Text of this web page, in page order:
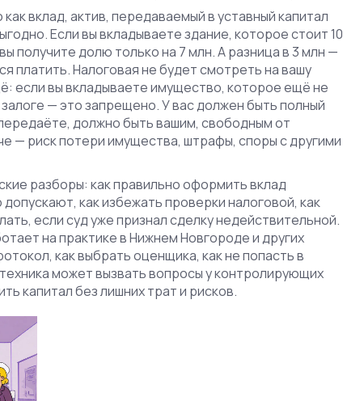
вклад,актив, передаваемый в уставный капитал
Если вы вкладываете здание, которое стоит 10
получите долю только на 7 млн. А разница в 3 млн —
платить. Налоговая не будет смотреть на вашу
если вы вкладываете имущество, которое ещё не
— это запрещено. У вас должен быть полный
должно быть вашим, свободным от
— риск потери имущества, штрафы, споры с другими
разборы: как правильно оформить вклад
как избежать проверки налоговой, как
если суд уже признал сделку недействительной.
на практике в Нижнем Новгороде и других
как выбрать оценщика, как не попасть в
может вызвать вопросы у контролирующих
капитал без лишних трат и рисков.